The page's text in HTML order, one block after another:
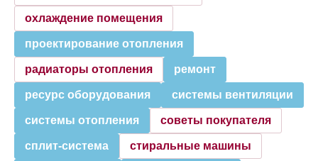
охлаждение помещения
проектирование отопления
радиаторы отопления ремонт
ресурс оборудования системы вентиляции
системы отопления советы покупателя
сплит-система стиральные машины